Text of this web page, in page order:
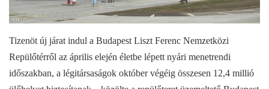
Tizenöt új járat indul a Budapest Liszt Ferenc Nemzetközi
Repülőtérről az április elején életbe lépett nyári menetrendi
időszakban, a légitársaságok október végéig összesen 12,4 millió